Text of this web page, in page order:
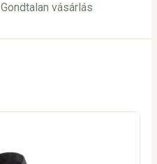
Gondtalan vásárlás